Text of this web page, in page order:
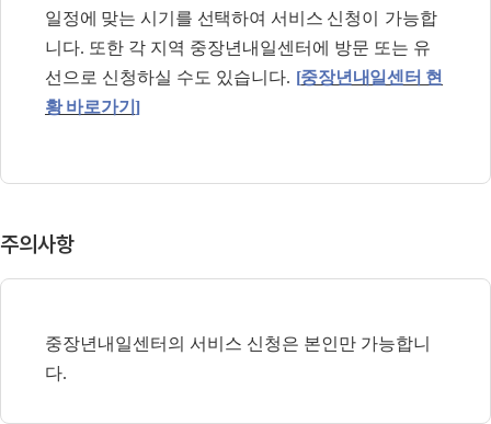
일정에 맞는 시기를 선택하여 서비스 신청이
가능합
니다. 또한 각 지역 중장년내일센터에 방문 또는 유
선으로 신청하실 수도 있습니다. [중장년내일센터 현
황 바로가기]
주의사항
중장년내일센터의 서비스 신청은 본인만 가능합니
다.